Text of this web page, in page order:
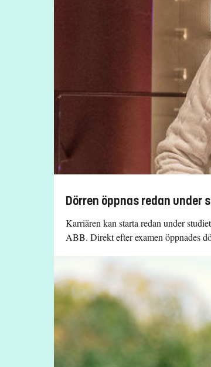
Dörren öppnas redan under
Karriären kan starta redan under
ABB. Direkt efter examen öppnades